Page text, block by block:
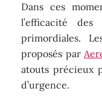
Dans ces
l’efficacité des
primordiales.
proposés par
atouts précieux
d’urgence.